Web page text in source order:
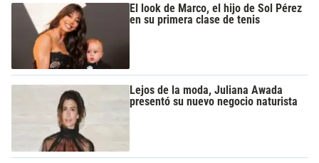
El look de Marco, el hijo de Sol Pérez
en su primera clase de tenis
Lejos de la moda, Juliana Awada
presentó su nuevo negocio naturista